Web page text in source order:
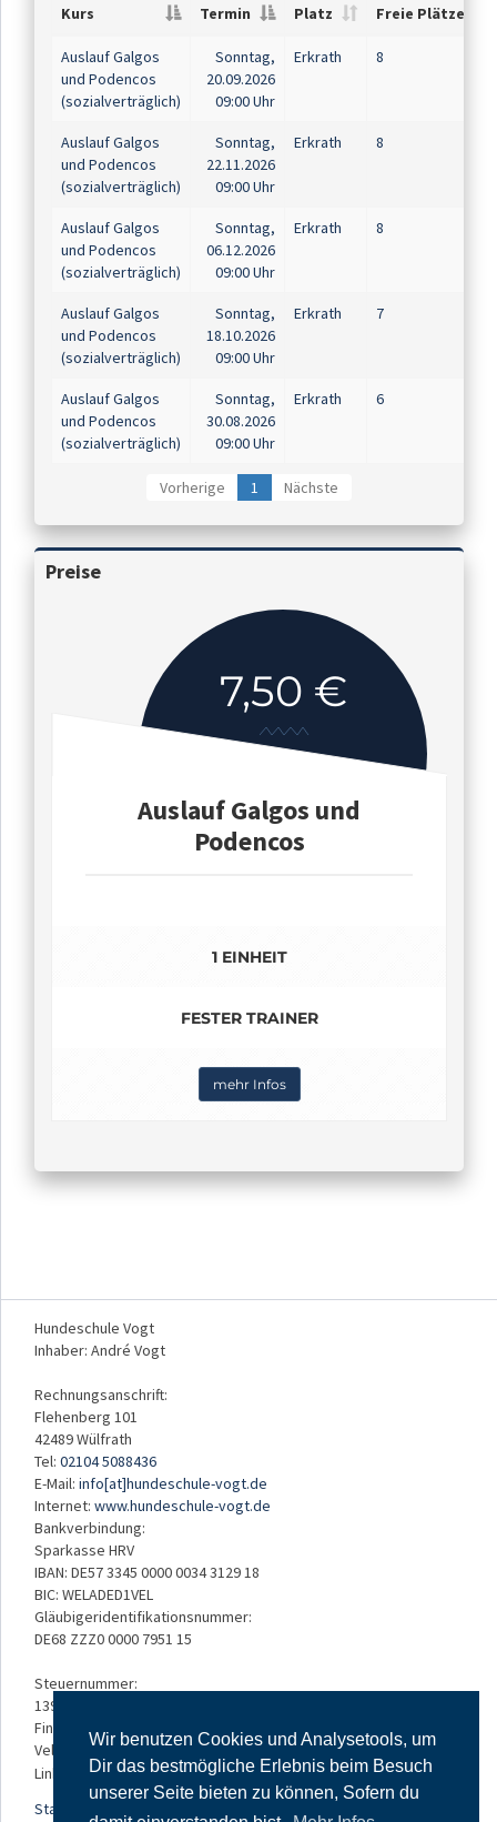
Wir benutzen Cookies und Analysetools, um
Dir das bestmögliche Erlebnis beim Besuch
unserer Seite bieten zu können, Sofern du
Kurs Termin Platz Freie Plätze
Auslauf Galgos
und Podencos
(sozialverträglich)
Sonntag,
20.09.2026
09:00 Uhr
Erkrath 8
Auslauf Galgos
und Podencos
(sozialverträglich)
Sonntag,
22.11.2026
09:00 Uhr
Erkrath 8
Auslauf Galgos
und Podencos
(sozialverträglich)
Sonntag,
06.12.2026
09:00 Uhr
Erkrath 8
Auslauf Galgos
und Podencos
(sozialverträglich)
Sonntag,
18.10.2026
09:00 Uhr
Erkrath 7
Auslauf Galgos
und Podencos
(sozialverträglich)
Sonntag,
30.08.2026
09:00 Uhr
Erkrath 6
Vorherige 1 Nächste
Preise
7,50 €
Auslauf Galgos und
Podencos
1 EINHEIT
FESTER TRAINER
mehr Infos
Hundeschule Vogt
Inhaber: André Vogt
Rechnungsanschrift:
Flehenberg 101
42489 Wülfrath
Tel: 02104 5088436
E-Mail: info[at]hundeschule-vogt.de
Internet: www.hundeschule-vogt.de
Bankverbindung:
Sparkasse HRV
IBAN: DE57 3345 0000 0034 3129 18
BIC: WELADED1VEL
Gläubigeridentifikationsnummer:
DE68 ZZZ0 0000 7951 15
Steuernummer:
139/5234/3050
Finanzamt:
Velbert
Links:
Startseite